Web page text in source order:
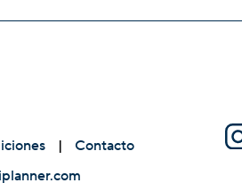
|
Contacto